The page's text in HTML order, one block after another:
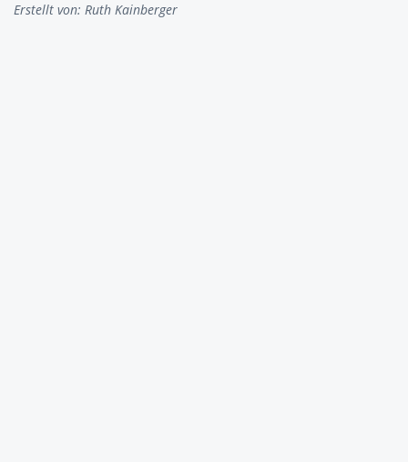
Erstellt von: Ruth Kainberger